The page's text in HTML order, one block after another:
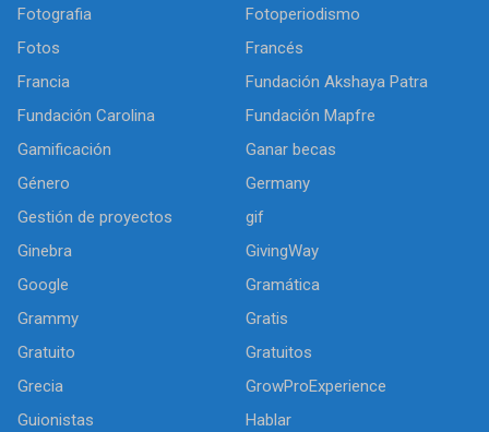
Fotografia
Fotoperiodismo
Fotos
Francés
Francia
Fundación Akshaya Patra
Fundación Carolina
Fundación Mapfre
Gamificación
Ganar becas
Género
Germany
Gestión de proyectos
gif
Ginebra
GivingWay
Google
Gramática
Grammy
Gratis
Gratuito
Gratuitos
Grecia
GrowProExperience
Guionistas
Hablar